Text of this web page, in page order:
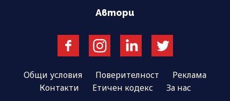
Автори
Общи условия Поверителност
Реклама
Контакти
Етичен кодекс За нас